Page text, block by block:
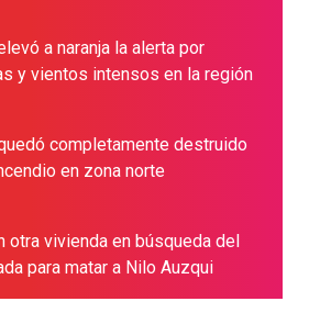
a naranja la alerta por
y vientos intensos en la región
completamente destruido
en zona norte
otra vivienda en búsqueda del
para matar a Nilo Auzqui